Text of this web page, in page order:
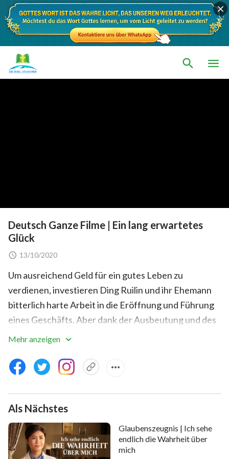
Deutsch Ganze Filme | Ein lang erwartetes
Glück
13/10/2020
Um ausreichend Geld für ein gutes Leben zu
verdienen, investieren Ding Ruilin und ihr Ehemann
bitterlich harte Arbeit in die Eröffnung und Führung
eines Geschäfts. Aber dank der Ausbeutung und des
Missbrauchs durch die KPCh-Regierung bleiben sie
ins Ausland zu gehen, um dort zu arbeiten. Um mehr
Geld zu verdienen, nimmt Ding Ruilin zwei Jobs an.
Die schwere Bürde ihrer Arbeit und die
Gleichgültigkeit der Menschen um sie herum lassen
sie den Schmerz und die Hilflosigkeit des Lebens für
Geld erkennen. Inmitten ihres Schmerzes und ihrer
Verwirrung begegnet sie ihrer Klassenkameradin Lin
Mehr anzeigen
Als Nächstes
Glaubenszeugnis | Ich sehe
endlich die Wahrheit über
mich